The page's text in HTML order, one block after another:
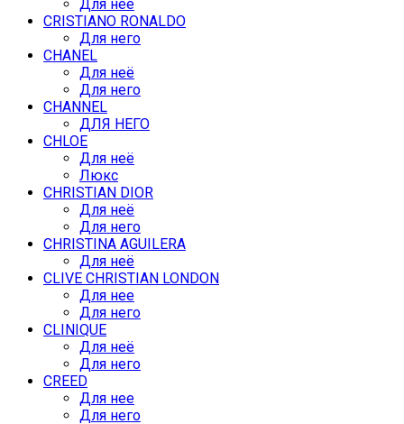
Для нее
CRISTIANO RONALDO
Для него
CHANEL
Для неё
Для него
CHANNEL
ДЛЯ НЕГО
CHLOE
Для неё
Люкс
CHRISTIAN DIOR
Для неё
Для него
CHRISTINA AGUILERA
Для неё
CLIVE CHRISTIAN LONDON
Для нее
Для него
CLINIQUE
Для неё
Для него
CREED
Для нее
Для него